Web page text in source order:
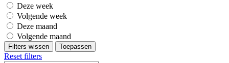
Deze week
Volgende week
Deze maand
Volgende maand
Filters wissen Toepassen
Reset filters